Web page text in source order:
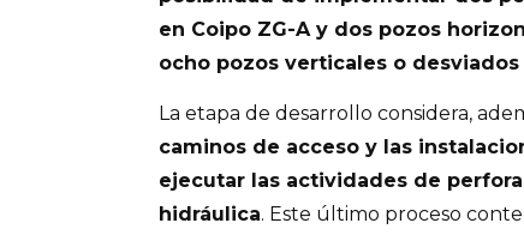
en Coipo ZG-A y dos pozos
ocho pozos verticales o desviados
La etapa de desarrollo considera,
caminos de acceso y las
ejecutar las actividades de
hidráulica. Este último proceso